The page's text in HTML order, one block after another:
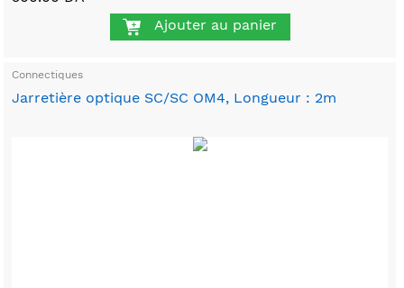
Ajouter au panier
Connectiques
Jarretière optique SC/SC OM4, Longueur : 2m